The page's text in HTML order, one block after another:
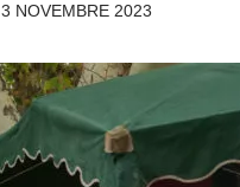
3 NOVEMBRE 2023